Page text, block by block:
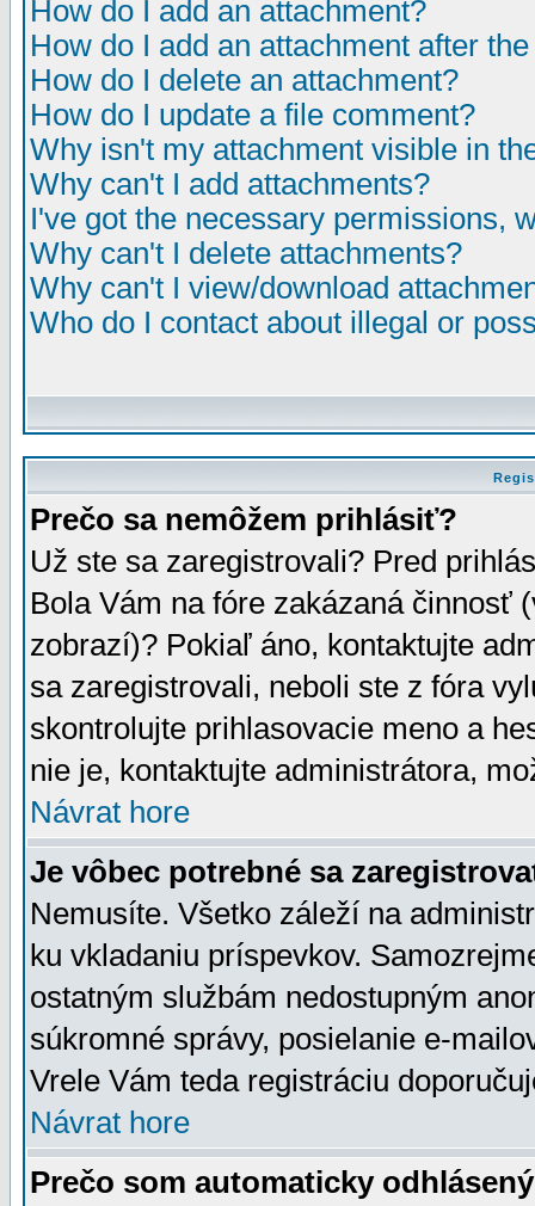
How do I add an attachment?
How do I add an attachment after
How do I delete an attachment?
How do I update a file comment?
Why isn't my attachment visible in
Why can't I add attachments?
I've got the necessary permissions,
Why can't I delete attachments?
Why can't I view/download
Who do I contact about illegal or
Prečo sa nemôžem prihlásiť?
Už ste sa zaregistrovali? Pred
Bola Vám na fóre zakázaná činnosť
zobrazí)? Pokiaľ áno, kontaktujte
sa zaregistrovali, neboli ste z fóra
skontrolujte prihlasovacie meno a
nie je, kontaktujte administrátora,
Návrat hore
Je vôbec potrebné sa
Nemusíte. Všetko záleží na
ku vkladaniu príspevkov.
ostatným službám nedostupným
súkromné správy, posielanie e-
Vrele Vám teda registráciu
Návrat hore
Prečo som automaticky